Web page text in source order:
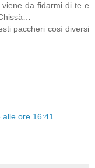
da fidarmi di te e
paccheri così diversi
ore 16:41